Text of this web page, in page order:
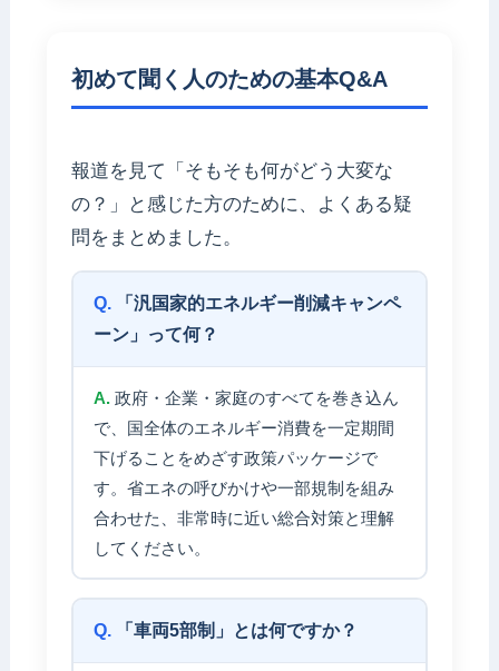
初めて聞く人のための基本Q&A
報道を見て「そもそも何がどう大変な
の？」と感じた方のために、よくある疑
問をまとめました。
「汎国家的エネルギー削減キャンペ
ーン」って何？
政府・企業・家庭のすべてを巻き込ん
で、国全体のエネルギー消費を一定期間
下げることをめざす政策パッケージで
す。省エネの呼びかけや一部規制を組み
合わせた、非常時に近い総合対策と理解
してください。
「車両5部制」とは何ですか？